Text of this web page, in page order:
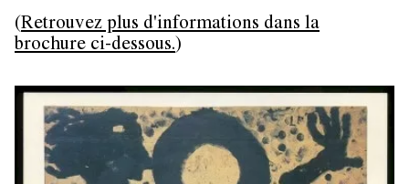
(Retrouvez plus d'informations dans la
brochure ci-dessous.)